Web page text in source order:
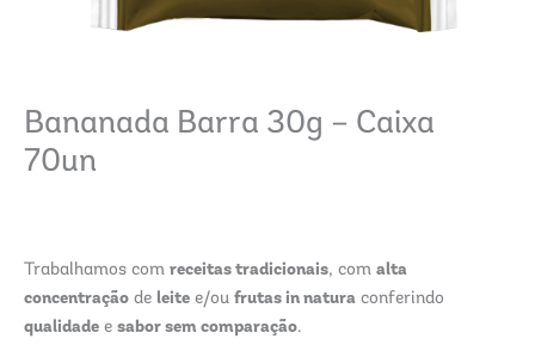
Bananada Barra 30g – Caixa
70un
Trabalhamos com receitas tradicionais, com alta
concentração de leite e/ou frutas in natura conferindo
qualidade e sabor sem comparação.